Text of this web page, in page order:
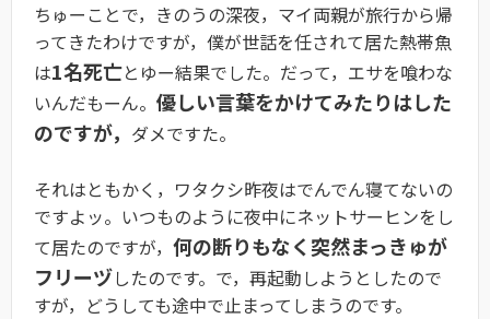
ちゅーことで，きのうの深夜，マイ両親が旅行から帰
ってきたわけですが，僕が世話を任されて居た熱帯魚
は1名死亡とゆー結果でした。だって，エサを喰わな
いんだもーん。 優しい言葉をかけてみたりはした
のですが， ダメですた。
それはともかく，ワタクシ昨夜はでんでん寝てないの
ですよッ。いつものように夜中にネットサーヒンをし
て居たのですが， 何の断りもなく突然まっきゅが
フリーヅしたのです。で，再起動しようとしたので
すが，どうしても途中で止まってしまうのです。